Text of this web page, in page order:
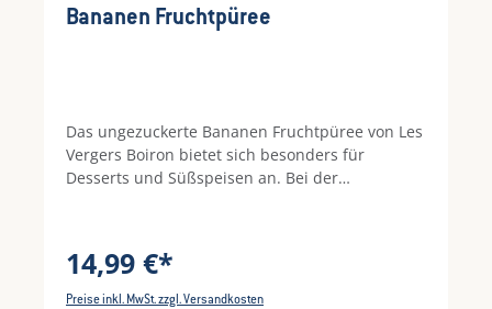
Bananen Fruchtpüree
Das ungezuckerte Bananen Fruchtpüree von Les
Vergers Boiron bietet sich besonders für
Desserts und Süßspeisen an. Bei der
die Schale kommt! Das Produkt ist zudem frei
von Konservierungs- und Farbstoffen.
14,99 €*
Preise inkl. MwSt. zzgl. Versandkosten